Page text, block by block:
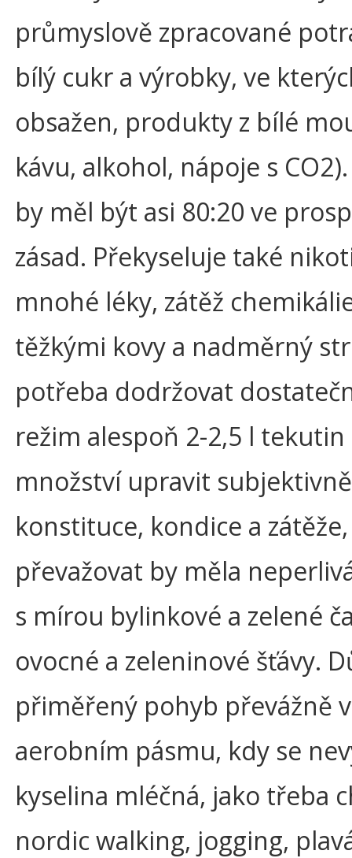
průmyslově zpracované
bílý cukr a výrobky, ve
obsažen, produkty z bílé
kávu, alkohol, nápoje s
by měl být asi 80:20 ve
zásad. Překyseluje také
mnohé léky, zátěž
těžkými kovy a nadměrný
potřeba dodržovat
režim alespoň 2-2,5 l
množství upravit
konstituce, kondice a zátěže,
převažovat by měla
s mírou bylinkové a zelené
ovocné a zeleninové šťávy.
přiměřený pohyb převážně v
aerobním pásmu, kdy se
kyselina mléčná, jako třeba
nordic walking, jogging,